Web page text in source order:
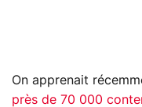
On apprenait
près de 70 000